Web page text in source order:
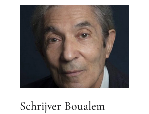
Schrijver Boualem